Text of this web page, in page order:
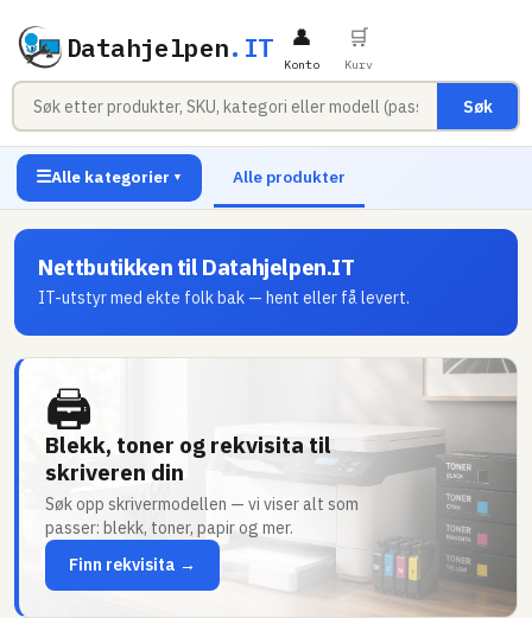
Datahjelpen.IT
Søk
👤
Konto
🛒
Kurv
☰Alle kategorier ▼ Alle produkter
Nettbutikken til Datahjelpen.IT
IT-utstyr med ekte folk bak — hent eller få levert.
🖨
Blekk, toner og rekvisita til
skriveren din
Søk opp skrivermodellen — vi viser alt som
passer: blekk, toner, papir og mer.
Finn rekvisita →